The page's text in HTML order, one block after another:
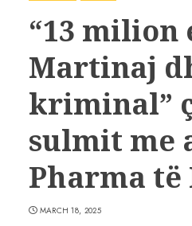
“13 milion
Martinaj
kriminal”
sulmit me
Pharma
MARCH 18, 2025